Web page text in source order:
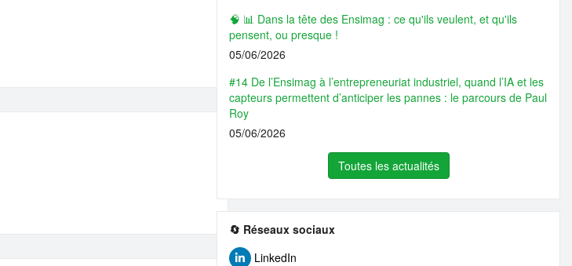
🧠 📊 Dans la tête des Ensimag : ce qu'ils veulent, et qu'ils
pensent, ou presque !
05/06/2026
#14 De l’Ensimag à l’entrepreneuriat industriel, quand l’IA et les
capteurs permettent d’anticiper les pannes : le parcours de Paul
Roy
05/06/2026
Toutes les actualités
🔄 Réseaux sociaux
LinkedIn